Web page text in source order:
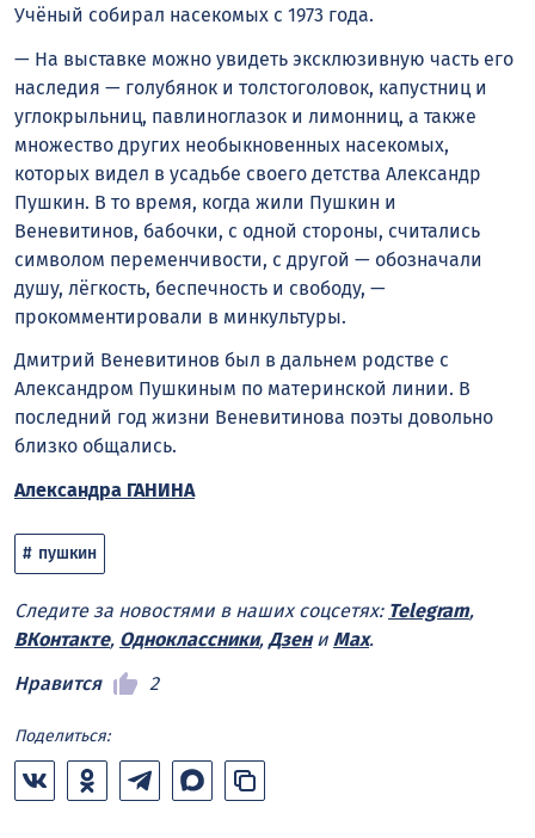
Учёный собирал насекомых с 1973 года.
— На выставке можно увидеть эксклюзивную часть его
наследия — голубянок и толстоголовок, капустниц и
углокрыльниц, павлиноглазок и лимонниц, а также
множество других необыкновенных насекомых,
которых видел в усадьбе своего детства Александр
Пушкин. В то время, когда жили Пушкин и
Веневитинов, бабочки, с одной стороны, считались
символом переменчивости, с другой — обозначали
душу, лёгкость, беспечность и свободу, —
прокомментировали в минкультуры.
Дмитрий Веневитинов был в дальнем родстве с
Александром Пушкиным по материнской линии. В
последний год жизни Веневитинова поэты довольно
близко общались.
Александра ГАНИНА
пушкин
Следите за новостями в наших соцсетях: Telegram,
ВКонтакте, Одноклассники, Дзени Max.
Нравится
2
Поделиться: